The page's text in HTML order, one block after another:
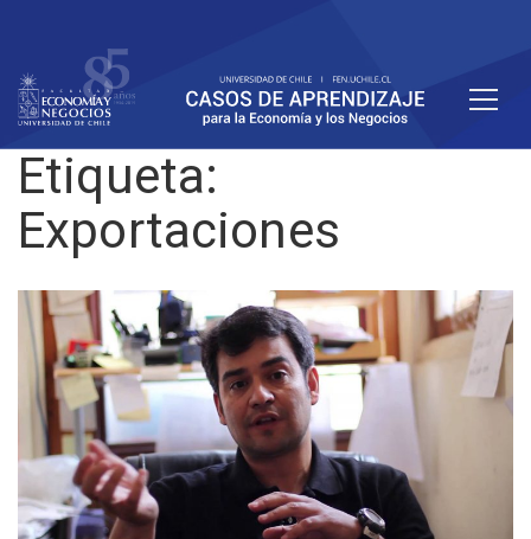
Etiqueta:
Exportaciones